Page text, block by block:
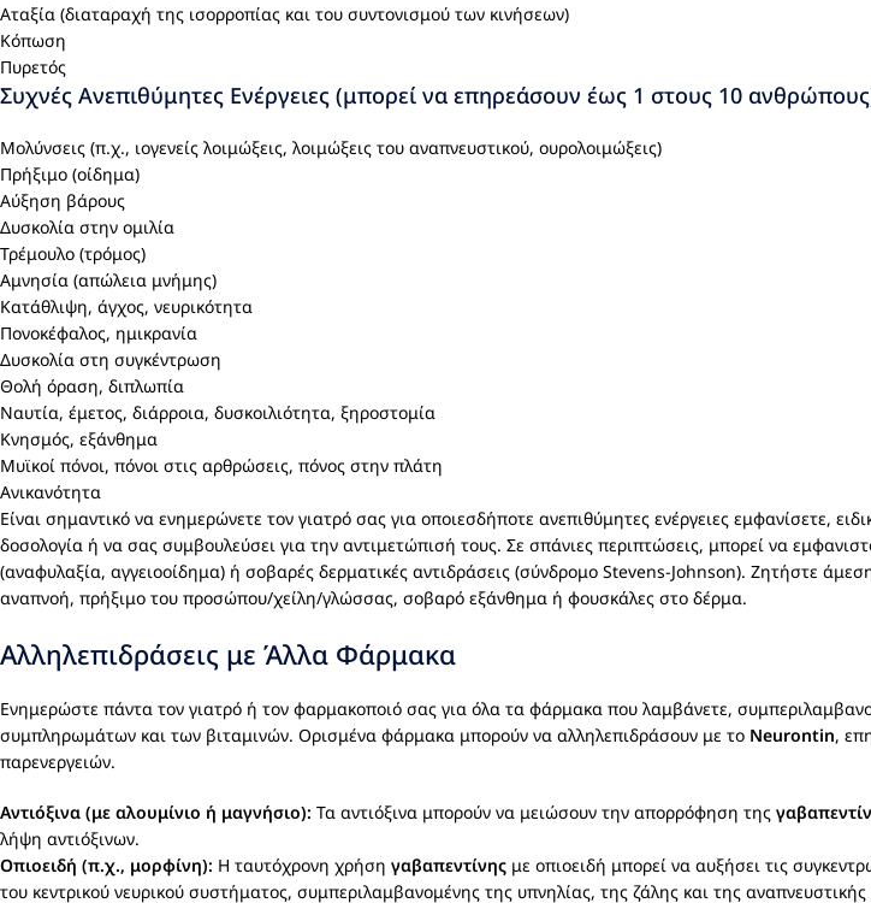
Αταξία (διαταραχή της ισορροπίας και του συντονισμού των κινήσεων)
Κόπωση
Πυρετός
Συχνές Ανεπιθύμητες Ενέργειες (μπορεί να επηρεάσουν έως 1 στους 10
Μολύνσεις (π.χ., ιογενείς λοιμώξεις, λοιμώξεις του αναπνευστικού, ουρολοιμώξεις)
Πρήξιμο (οίδημα)
Αύξηση βάρους
Δυσκολία στην ομιλία
Τρέμουλο (τρόμος)
Αμνησία (απώλεια μνήμης)
Κατάθλιψη, άγχος, νευρικότητα
Πονοκέφαλος, ημικρανία
Δυσκολία στη συγκέντρωση
Θολή όραση, διπλωπία
Ναυτία, έμετος, διάρροια, δυσκοιλιότητα, ξηροστομία
Κνησμός, εξάνθημα
Μυϊκοί πόνοι, πόνοι στις αρθρώσεις, πόνος στην πλάτη
Ανικανότητα
Είναι σημαντικό να ενημερώνετε τον γιατρό σας για οποιεσδήποτε ανεπιθύμητες ενέργειες εμφανίσετε,
δοσολογία ή να σας συμβουλεύσει για την αντιμετώπισή τους. Σε σπάνιες περιπτώσεις, μπορεί να
(αναφυλαξία, αγγειοοίδημα) ή σοβαρές δερματικές αντιδράσεις (σύνδρομο Stevens-Johnson). Ζητήστε
αναπνοή, πρήξιμο του προσώπου/χείλη/γλώσσας, σοβαρό εξάνθημα ή φουσκάλες στο δέρμα.
Αλληλεπιδράσεις με Άλλα Φάρμακα
Ενημερώστε πάντα τον γιατρό ή τον φαρμακοποιό σας για όλα τα φάρμακα που λαμβάνετε,
συμπληρωμάτων και των βιταμινών. Ορισμένα φάρμακα μπορούν να αλληλεπιδράσουν με το Neurontin,
παρενεργειών.
Αντιόξινα (με αλουμίνιο ή μαγνήσιο): Τα αντιόξινα μπορούν να μειώσουν την απορρόφηση της
λήψη αντιόξινων.
Οπιοειδή (π.χ., μορφίνη): Η ταυτόχρονη χρήση γαβαπεντίνης με οπιοειδή μπορεί να αυξήσει τις
του κεντρικού νευρικού συστήματος, συμπεριλαμβανομένης της υπνηλίας, της ζάλης και της